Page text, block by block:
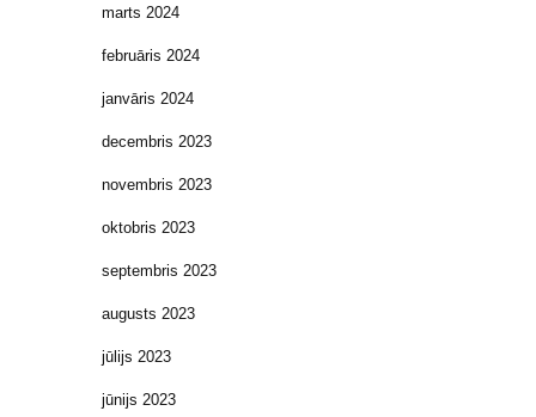
marts 2024
februāris 2024
janvāris 2024
decembris 2023
novembris 2023
oktobris 2023
septembris 2023
augusts 2023
jūlijs 2023
jūnijs 2023